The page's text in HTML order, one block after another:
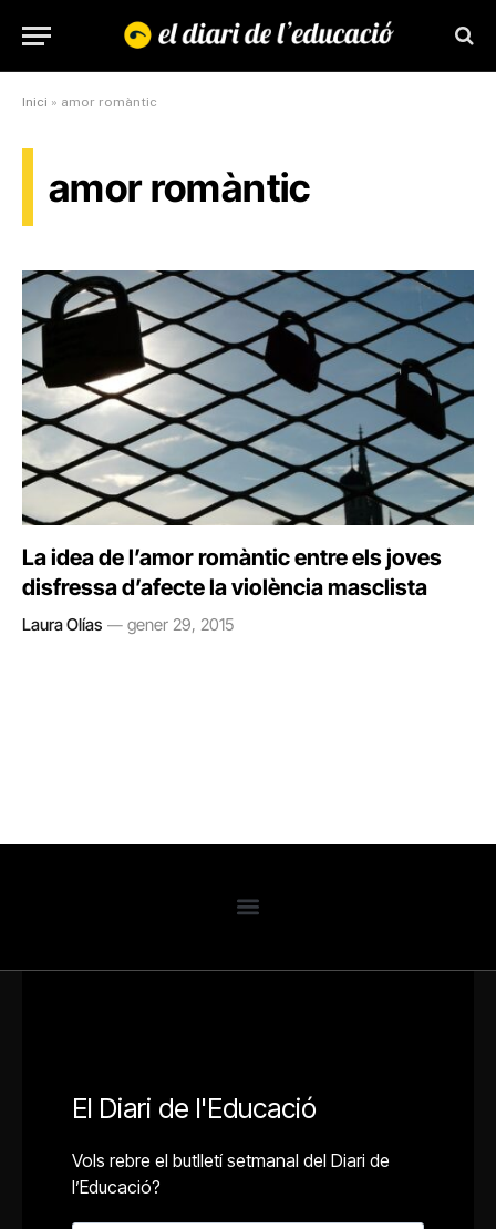
Inici » amor romàntic
amor romàntic
La idea de l’amor romàntic entre els joves
disfressa d’afecte la violència masclista
Laura Olías gener 29, 2015